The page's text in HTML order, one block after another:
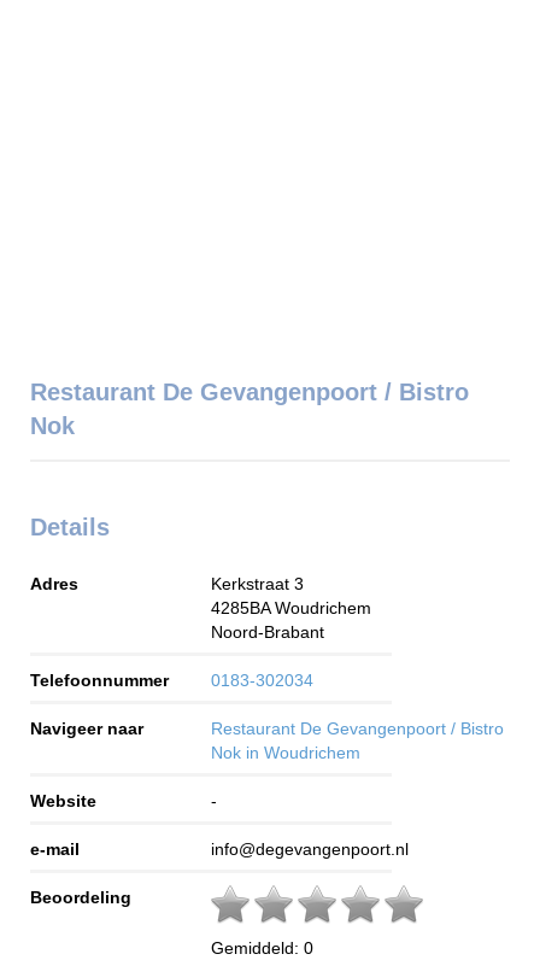
Restaurant De Gevangenpoort / Bistro
Nok
Details
Adres
Kerkstraat 3
4285BA Woudrichem
Noord-Brabant
Telefoonnummer 0183-302034
Navigeer naar
Restaurant De Gevangenpoort / Bistro
Nok in Woudrichem
Website -
e-mail info@degevangenpoort.nl
Beoordeling
Gemiddeld: 0